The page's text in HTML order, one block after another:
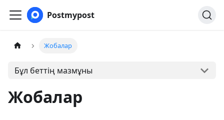
Postmypost
Жобалар
Бұл беттің мазмұны
Жобалар